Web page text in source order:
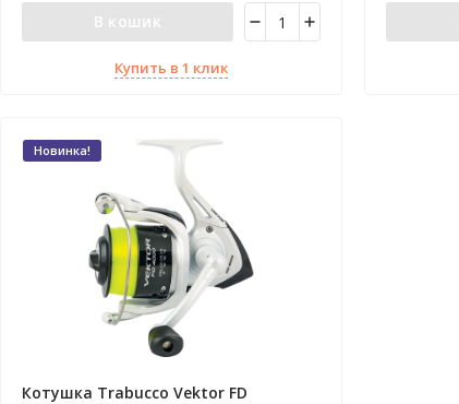
В кошик
Купить в 1 клик
Новинка!
Котушка Trabucco Vektor FD